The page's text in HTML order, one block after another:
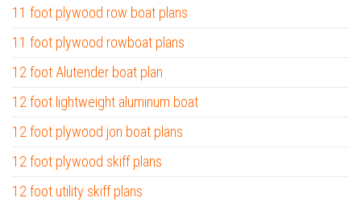
11 foot plywood row boat plans
11 foot plywood rowboat plans
12 foot Alutender boat plan
12 foot lightweight aluminum boat
12 foot plywood jon boat plans
12 foot plywood skiff plans
12 foot utility skiff plans